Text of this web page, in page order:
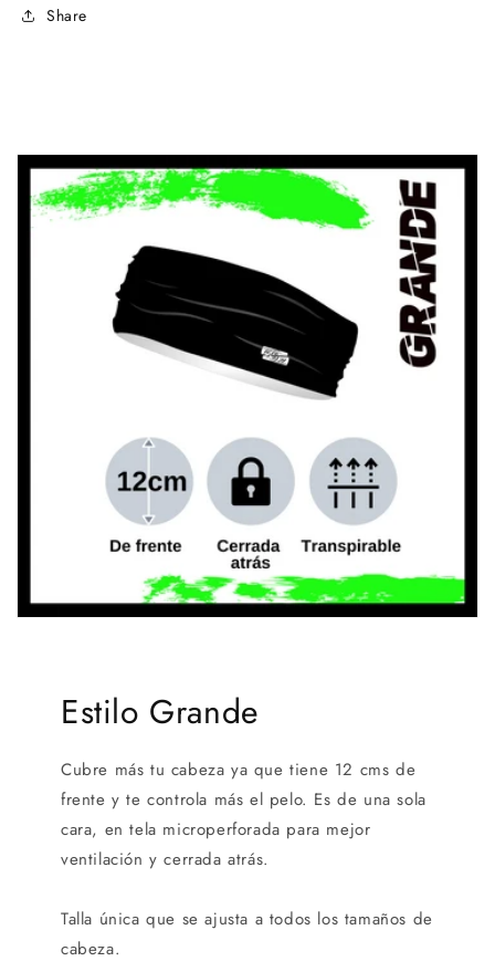
Share
Estilo Grande
Cubre más tu cabeza ya que tiene 12 cms de
frente y te controla más el pelo. Es de una sola
cara, en tela microperforada para mejor
ventilación y cerrada atrás.
Talla única que se ajusta a todos los tamaños de
cabeza.